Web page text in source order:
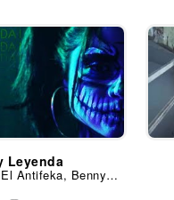
Leyenda
Dvice, Pacho El Antifeka, Benny Benni, J-King, Chyno Nyno, Jehza, Mason, Lisux, Galindo, Laborde y Ninjiizu